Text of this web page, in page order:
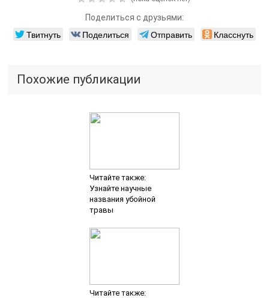
Поделиться с друзьями:
Твитнуть Поделиться Отправить Класснуть
Похожие публикации
Читайте также:
Узнайте научные
названия убойной
травы
Читайте также: